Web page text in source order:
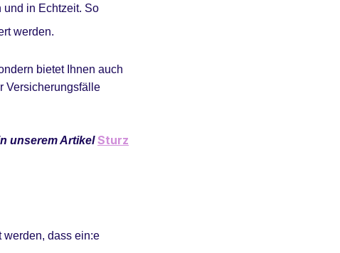
und in Echtzeit. So
werden.
bietet Ihnen auch
Versicherungsfälle
unserem ArtikelSturz
werden, dass ein:e